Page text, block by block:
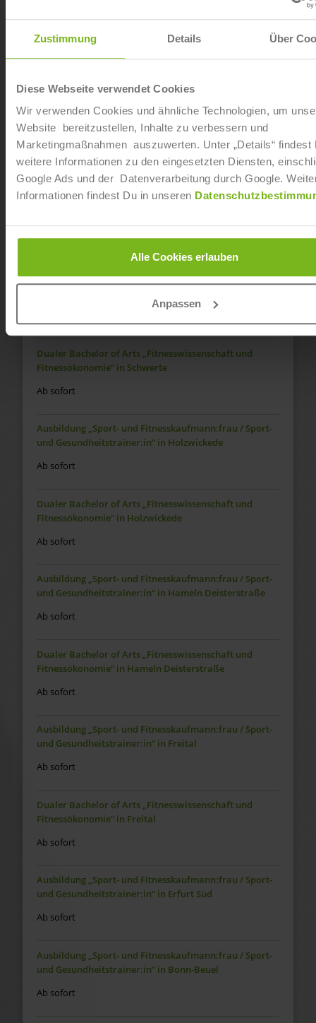
Zustimmung Details Über
Diese Webseite verwendet Cookies
Wir verwenden Cookies und ähnliche Technologien, um
Website bereitzustellen, Inhalte zu verbessern und
Marketingmaßnahmen auszuwerten. Unter „Details“ findest
weitere Informationen zu den eingesetzten Diensten,
Google Ads und der Datenverarbeitung durch Google.
Informationen findest Du in unseren
Alle Cookies erlauben
Anpassen
Ab sofort
Ausbildung „Sport- und Fitnesskaufmann:frau / Sport-
und Gesundheitstrainer:in“ in Schwerte
Ab sofort
Dualer Bachelor of Arts „Fitnesswissenschaft und
Ab sofort
Ausbildung „Sport- und Fitnesskaufmann:frau / Sport-
Dualer Bachelor of Arts „Fitnesswissenschaft und
Fitnessökonomie“ in Schwerte
Ab sofort
Ausbildung „Sport- und Fitnesskaufmann:frau / Sport-
und Gesundheitstrainer:in“ in Holzwickede
Ab sofort
Dualer Bachelor of Arts „Fitnesswissenschaft und
Fitnessökonomie“ in Holzwickede
Ab sofort
Ausbildung „Sport- und Fitnesskaufmann:frau / Sport-
und Gesundheitstrainer:in“ in Hameln Deisterstraße
Ab sofort
Dualer Bachelor of Arts „Fitnesswissenschaft und
Fitnessökonomie“ in Hameln Deisterstraße
Ab sofort
Ausbildung „Sport- und Fitnesskaufmann:frau / Sport-
und Gesundheitstrainer:in“ in Freital
Ab sofort
Dualer Bachelor of Arts „Fitnesswissenschaft und
Fitnessökonomie“ in Freital
Ab sofort
Ausbildung „Sport- und Fitnesskaufmann:frau / Sport-
und Gesundheitstrainer:in“ in Erfurt Süd
Ab sofort
Ausbildung „Sport- und Fitnesskaufmann:frau / Sport-
und Gesundheitstrainer:in“ in Bonn-Beuel
Ab sofort